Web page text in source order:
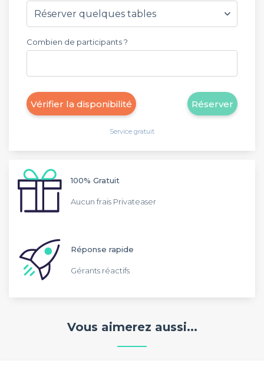
Combien de participants ?
Réserver
Vérifier la disponibilité
Service gratuit
100% Gratuit
Aucun frais Privateaser
Réponse rapide
Gérants réactifs
Vous aimerez aussi...